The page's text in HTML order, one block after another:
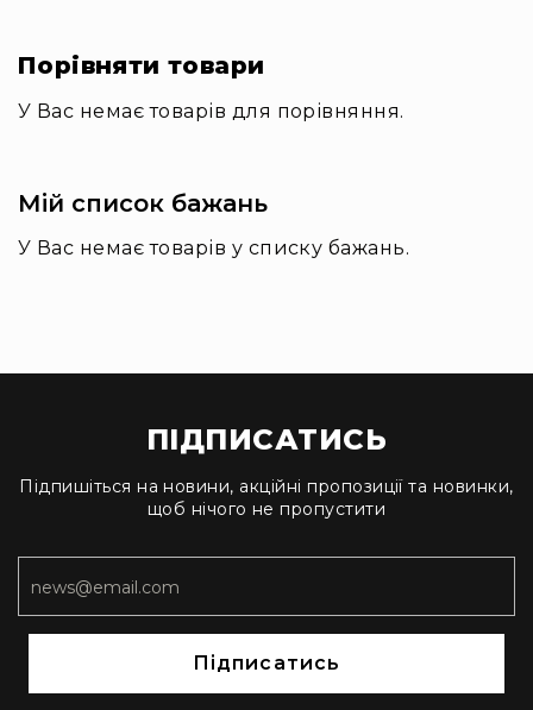
Порівняти товари
У Вас немає товарів для порівняння.
Мій список бажань
У Вас немає товарів у списку бажань.
ПІДПИСАТИСЬ
Підпишіться на новини, акційні пропозиції та новинки,
щоб нічого не пропустити
Підписатись